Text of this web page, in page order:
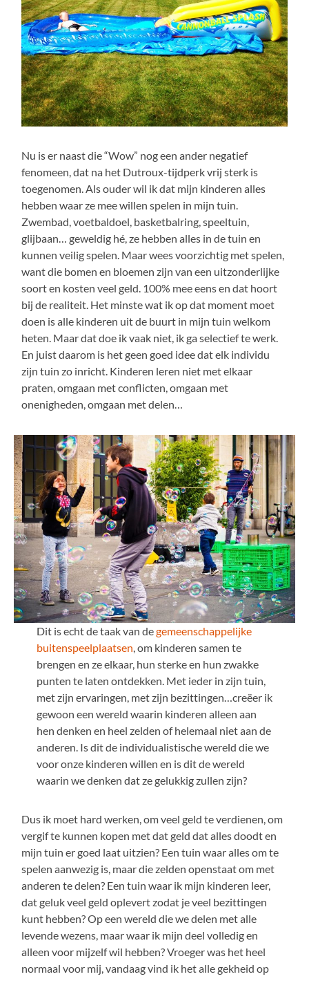
Nu is er naast die “Wow” nog een ander negatief
fenomeen, dat na het Dutroux-tijdperk vrij sterk is
toegenomen. Als ouder wil ik dat mijn kinderen alles
hebben waar ze mee willen spelen in mijn tuin.
Zwembad, voetbaldoel, basketbalring, speeltuin,
glijbaan… geweldig hé, ze hebben alles in de tuin en
kunnen veilig spelen. Maar wees voorzichtig met spelen,
want die bomen en bloemen zijn van een uitzonderlijke
soort en kosten veel geld. 100% mee eens en dat hoort
bij de realiteit. Het minste wat ik op dat moment moet
doen is alle kinderen uit de buurt in mijn tuin welkom
heten. Maar dat doe ik vaak niet, ik ga selectief te werk.
En juist daarom is het geen goed idee dat elk individu
zijn tuin zo inricht. Kinderen leren niet met elkaar
praten, omgaan met conflicten, omgaan met
onenigheden, omgaan met delen…
Dit is echt de taak van degemeenschappelijke
buitenspeelplaatsen, om kinderen samen te
brengen en ze elkaar, hun sterke en hun zwakke
punten te laten ontdekken. Met ieder in zijn tuin,
met zijn ervaringen, met zijn bezittingen…creëer ik
gewoon een wereld waarin kinderen alleen aan
hen denken en heel zelden of helemaal niet aan de
anderen. Is dit de individualistische wereld die we
voor onze kinderen willen en is dit de wereld
waarin we denken dat ze gelukkig zullen zijn?
Dus ik moet hard werken, om veel geld te verdienen, om
vergif te kunnen kopen met dat geld dat alles doodt en
mijn tuin er goed laat uitzien? Een tuin waar alles om te
spelen aanwezig is, maar die zelden openstaat om met
anderen te delen? Een tuin waar ik mijn kinderen leer,
dat geluk veel geld oplevert zodat je veel bezittingen
kunt hebben? Op een wereld die we delen met alle
levende wezens, maar waar ik mijn deel volledig en
alleen voor mijzelf wil hebben? Vroeger was het heel
normaal voor mij, vandaag vind ik het alle gekheid op